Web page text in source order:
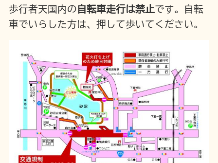
歩行者天国内の 自転車走行は禁止です。自転
車でいらした方は、押して歩いてください。